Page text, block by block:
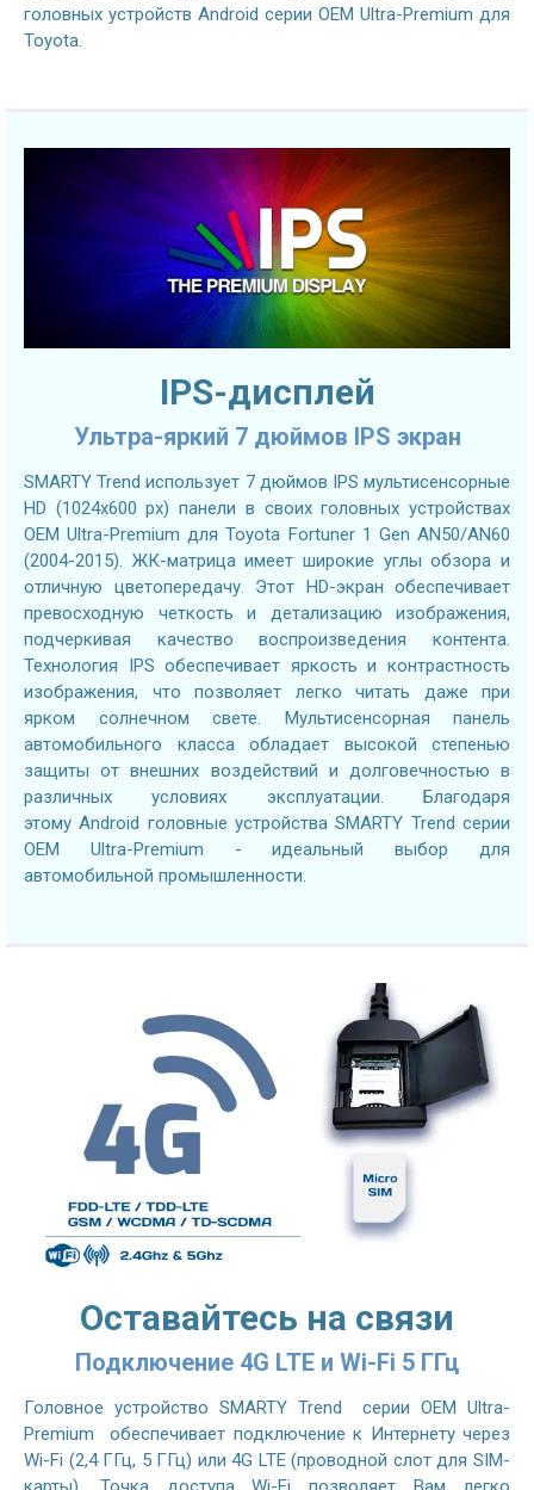
головных устройств Android серии OEM Ultra-Premium для
Toyota.
IPS-дисплей
Ультра-яркий 7 дюймов IPS экран
SMARTY Trend использует 7 дюймов IPS мультисенсорные
HD (1024х600 px) панели в своих головных устройствах
OEM Ultra-Premium для Toyota Fortuner 1 Gen AN50/AN60
(2004-2015). ЖК-матрица имеет широкие углы обзора и
отличную цветопередачу. Этот HD-экран обеспечивает
превосходную четкость и детализацию изображения,
подчеркивая качество воспроизведения контента.
Технология IPS обеспечивает яркость и контрастность
изображения, что позволяет легко читать даже при
ярком солнечном свете. Мультисенсорная панель
автомобильного класса обладает высокой степенью
защиты от внешних воздействий и долговечностью в
различных условиях эксплуатации. Благодаря
этому Android головные устройства SMARTY Trend серии
OEM Ultra-Premium - идеальный выбор для
автомобильной промышленности.
Оставайтесь на связи
Подключение 4G LTE и Wi-Fi 5 ГГц
Головное устройство SMARTY Trend серии OEM Ultra-
Premium обеспечивает подключение к Интернету через
Wi-Fi (2,4 ГГц, 5 ГГц) или 4G LTE (проводной слот для SIM-